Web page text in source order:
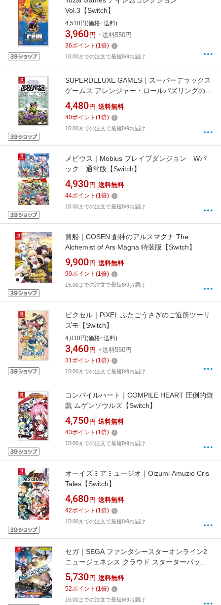
Vol.3【Switch】
4,510円(価格+送料)
3,960 円 +送料550円
36ポイント (1倍)
15:00までの注文で最短8/9お届け
SUPERDELUXE GAMES｜スーパーデラックス
ゲームス アレンジャー・ロールパズリングの旅
【Switch】
4,480 円 送料無料
40ポイント (1倍)
15:00までの注文で最短8/9お届け
メビウス｜Mobius ブレイブダンジョン Wパ
ック 通常版【Switch】
4,930 円 送料無料
44ポイント (1倍)
15:00までの注文で最短8/9お届け
賈船｜COSEN 創神のアルスマグナ The
Alchemist of Ars Magna 特装版【Switch】
9,900 円 送料無料
90ポイント (1倍)
15:00までの注文で最短8/9お届け
ピクセル｜PiXEL ふたごうさぎのご近所ツーリ
ズモ【Switch】
4,010円(価格+送料)
3,460 円 +送料550円
31ポイント (1倍)
15:00までの注文で最短8/9お届け
コンパイルハート｜COMPILE HEART 圧倒的遊
戯 ムゲンソウルズ【Switch】
4,750 円 送料無料
43ポイント (1倍)
15:00までの注文で最短8/9お届け
オーイズミアミュージオ｜Oizumi Amuzio Cris
Tales【Switch】
4,680 円 送料無料
42ポイント (1倍)
15:00までの注文で最短8/9お届け
セガ｜SEGA ファンタシースターオンライン2
ニュージェネシス クラウド スターターパッケ
ージ リミテッドエディション【Switch】
5,730 円 送料無料
52ポイント (1倍)
15:00までの注文で最短8/9お届け